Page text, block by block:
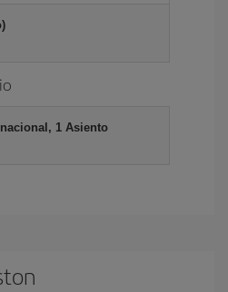
1 Asiento